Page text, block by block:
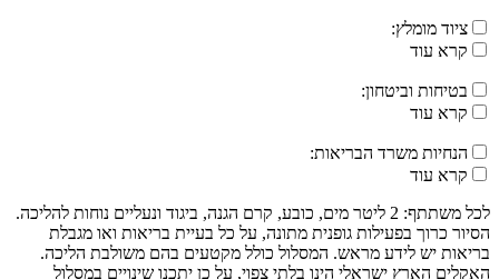
ציוד מומלץ:
קרא עוד
בטיחות וביטחון:
קרא עוד
הנחיות משרד הבריאות:
קרא עוד
לכל משתתף: 2 ליטר מים, כובע, קרם הגנה, ביגוד ונעליים נוחות להליכה.
הסיור כרוך בפעילות גופנית מתונה, על כל בעיית בריאות ואו מגבלת
בריאות יש לידע מראש. המסלול כולל מקטעים בהם משולבת הליכה.
האקלים הארץ ישראלי הינו בלתי צפוי, על כן יתכנו שינויים במסלול